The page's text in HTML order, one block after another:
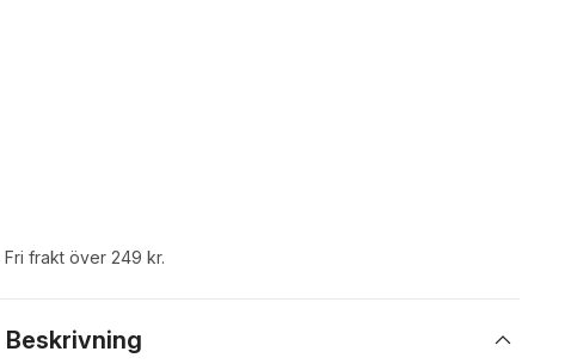
Fri frakt över 249 kr.
Beskrivning